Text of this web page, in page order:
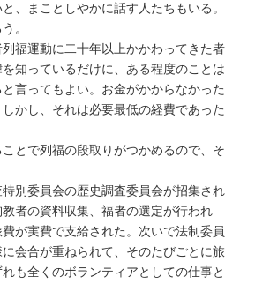
、まことしやかに話す人たちもいる。
。
福運動に二十年以上かかわってきた者
知っているだけに、ある程度のことは
言ってもよい。お金がかからなかった
かし、それは必要最低の経費であった
とで列福の段取りがつかめるので、そ
別委員会の歴史調査委員会が招集され
者の資料収集、福者の選定が行われ
が実費で支給された。次いで法制委員
会合が重ねられて、そのたびごとに旅
も全くのボランティアとしての仕事と